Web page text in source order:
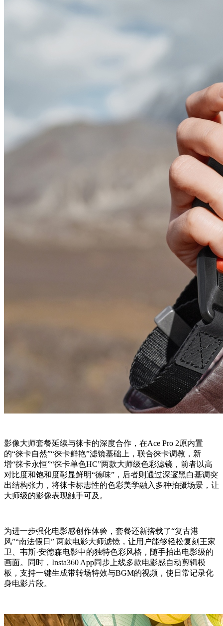
影像大师套餐延续与徕卡的深度合作，在Ace Pro 2原内置
的“徕卡自然”“徕卡鲜艳”滤镜基础上，联合徕卡调教，新
增“徕卡永恒”“徕卡单色HC”两款大师级色彩滤镜，前者以高
对比度和饱和度彰显鲜明“德味”，后者则通过深邃黑白基调突
出结构张力，将徕卡标志性的色彩美学融入多种拍摄场景，让
大师级的影像表现触手可及。
为进一步强化电影感创作体验，套餐还新搭载了“复古港
风”“南法假日” 两款电影大师滤镜，让用户能够轻松复刻王家
卫、韦斯·安德森电影中的独特色彩风格，随手拍出电影级的
画面。同时，Insta360 App同步上线多款电影感自动剪辑模
板，支持一键生成带转场特效与BGM的视频，使日常记录化
身电影片段。